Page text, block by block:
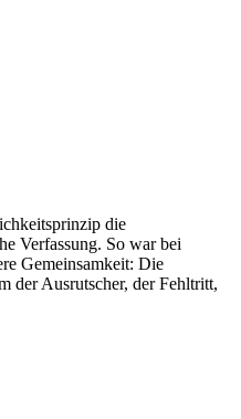
die
Verfassung. So war bei
Gemeinsamkeit: Die
der Ausrutscher, der Fehltritt,